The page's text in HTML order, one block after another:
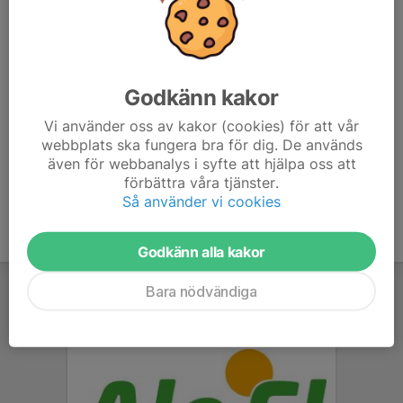
inställd gruppträning meddelas detta till Skidome.
Under högsäsong mellan oktober-februari kan gruppträningar
för vuxna innan kl 19:30
måndag-torsdag kan ges om plats finns i skidhallen.
Skidome
Godkänn kakor
Vi använder oss av kakor (cookies) för att vår
webbplats ska fungera bra för dig. De används
även för webbanalys i syfte att hjälpa oss att
förbättra våra tjänster.
Så använder vi cookies
Godkänn alla kakor
Bara nödvändiga